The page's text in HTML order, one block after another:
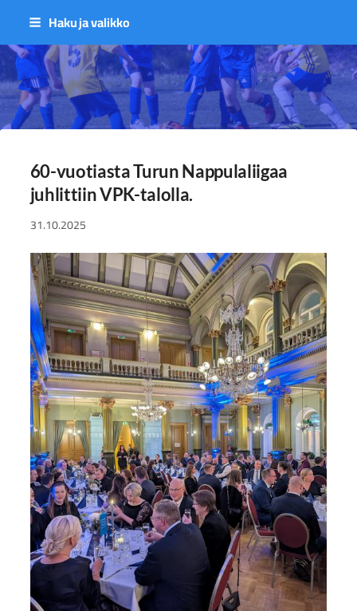
Siirry
sisältöön
Haku ja valikko
Sivuston etusivulle
60-vuotiasta Turun Nappulaliigaa
juhlittiin VPK-talolla.
31.10.2025